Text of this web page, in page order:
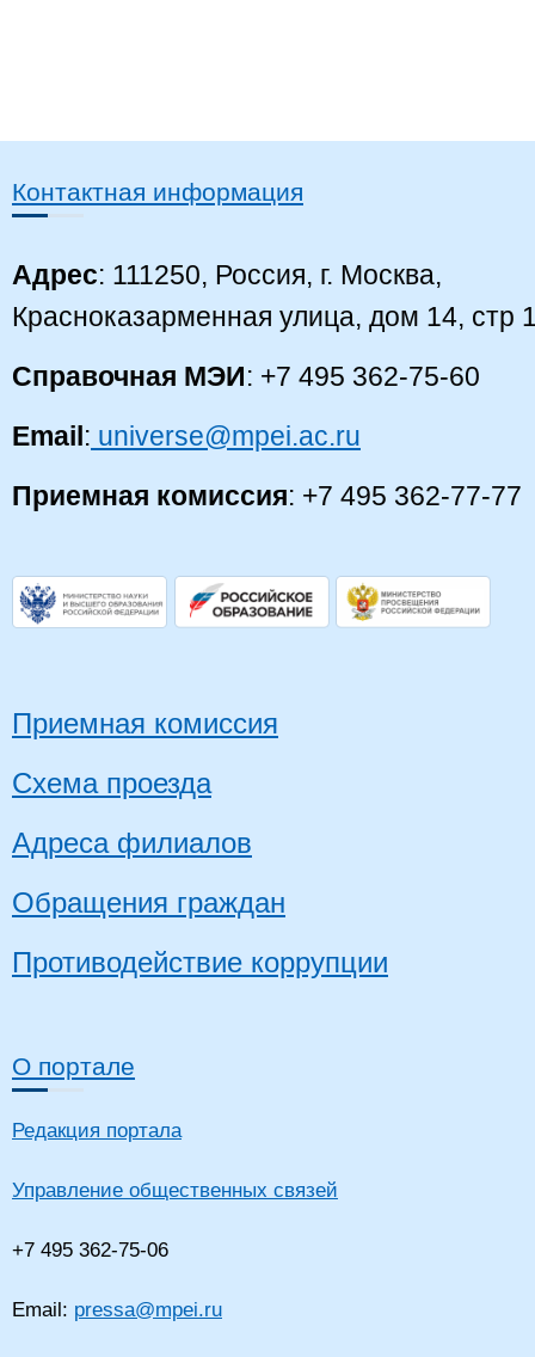
Контактная информация
Адрес: 111250, Россия, г. Москва,
Красноказарменная улица, дом 14, стр
Справочная МЭИ: +7 495 362-75-60
Email: universe@mpei.ac.ru
Приемная комиссия: +7 495 362-77-77
Приемная комиссия
Схема проезда
Адреса филиалов
Обращения граждан
Противодействие коррупции
О портале
Редакция портала
Управление общественных связей
+7 495 362-75-06
Email: pressa@mpei.ru